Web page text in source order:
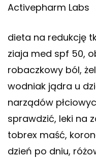
Activepharm Labs
dieta na redukcję
ziaja med spf 50,
robaczkowy ból,
wodniak jądra u
narządów
sprawdzić, leki na
tobrex maść,
dzień po dniu,